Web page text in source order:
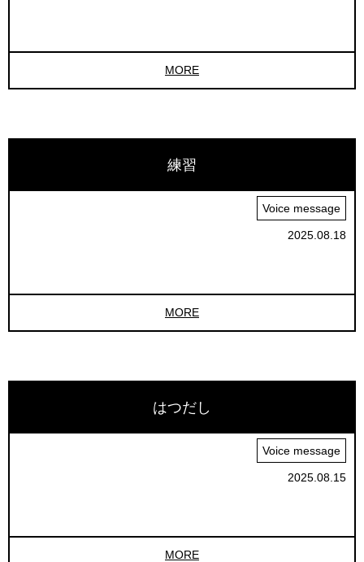
MORE
練習
Voice message
2025.08.18
MORE
はつだし
Voice message
2025.08.15
MORE